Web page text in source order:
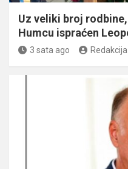
Uz veliki broj
Humcu ispraćen
3 sata ago Redakcija